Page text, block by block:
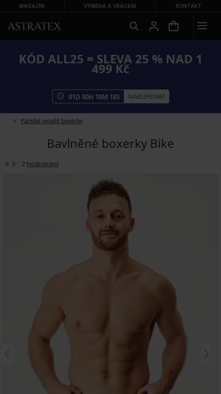
MAGAZÍN VÝMĚNA A VRÁCENÍ KONTAKT
KÓD ALL25 = SLEVA 25 % NAD 1
499 Kč
01D 00H 18M 18S NAKUPOVAT
Pánské veselé boxerky
Bavlněné boxerky Bike
5 2 hodnocení